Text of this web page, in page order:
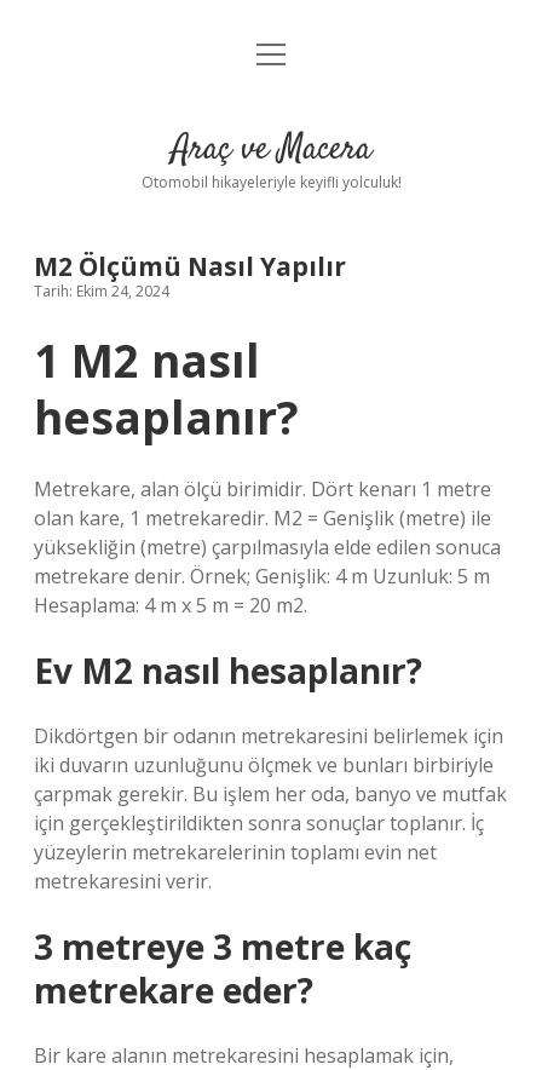
Anasayfa
Yasal Uyarı
menüyü
Araç ve Macera
Otomobil hikayeleriyle keyifli yolculuk!
M2 Ölçümü Nasıl Yapılır
Tarih: Ekim 24, 2024
1 M2 nasıl
hesaplanır?
Metrekare, alan ölçü birimidir. Dört kenarı 1 metre
olan kare, 1 metrekaredir. M2 = Genişlik (metre) ile
yüksekliğin (metre) çarpılmasıyla elde edilen sonuca
metrekare denir. Örnek; Genişlik: 4 m Uzunluk: 5 m
Hesaplama: 4 m x 5 m = 20 m2.
Ev M2 nasıl hesaplanır?
Dikdörtgen bir odanın metrekaresini belirlemek için
iki duvarın uzunluğunu ölçmek ve bunları birbiriyle
çarpmak gerekir. Bu işlem her oda, banyo ve mutfak
için gerçekleştirildikten sonra sonuçlar toplanır. İç
yüzeylerin metrekarelerinin toplamı evin net
metrekaresini verir.
3 metreye 3 metre kaç
metrekare eder?
Bir kare alanın metrekaresini hesaplamak için,